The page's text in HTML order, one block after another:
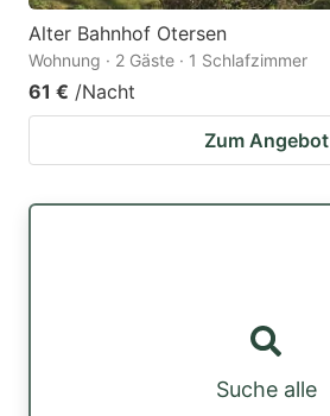
Alter Bahnhof Otersen
Wohnung · 2 Gäste · 1 Schlafzimmer
61 € /Nacht
Zum Angebot
Suche alle